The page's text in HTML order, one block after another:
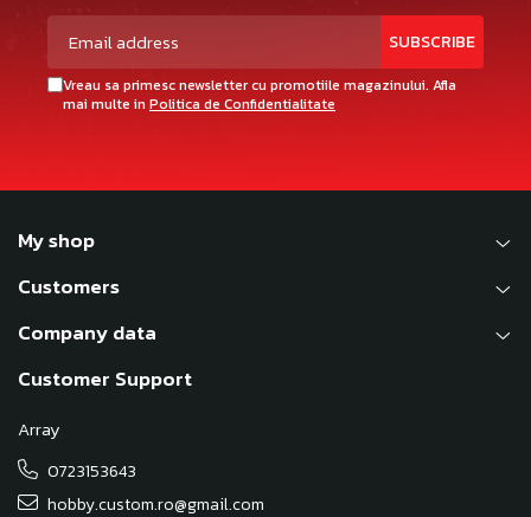
Vreau sa primesc newsletter cu promotiile magazinului. Afla
mai multe in Politica de Confidentialitate
My shop
Customers
Company data
Customer Support
Array
0723153643
hobby.custom.ro@gmail.com